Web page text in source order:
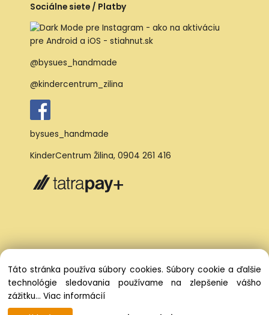
Sociálne siete / Platby
@bysues_handmade
@kindercentrum_zilina
bysues_handmade
KinderCentrum Žilina, 0904 261 416
Táto stránka používa súbory cookies. Súbory cookie a ďalšie
technológie sledovania používame na zlepšenie vášho
zážitku... Viac informácií